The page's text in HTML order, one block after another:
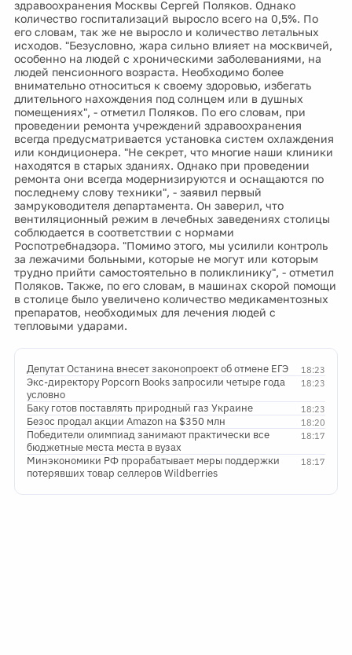
здравоохранения Москвы Сергей Поляков. Однако
количество госпитализаций выросло всего на 0,5%. По
его словам, так же не выросло и количество летальных
исходов. "Безусловно, жара сильно влияет на москвичей,
особенно на людей с хроническими заболеваниями, на
людей пенсионного возраста. Необходимо более
внимательно относиться к своему здоровью, избегать
длительного нахождения под солнцем или в душных
помещениях", - отметил Поляков. По его словам, при
проведении ремонта учреждений здравоохранения
всегда предусматривается установка систем охлаждения
или кондиционера. "Не секрет, что многие наши клиники
находятся в старых зданиях. Однако при проведении
ремонта они всегда модернизируются и оснащаются по
последнему слову техники", - заявил первый
замруководителя департамента. Он заверил, что
вентиляционный режим в лечебных заведениях столицы
соблюдается в соответствии с нормами
Роспотребнадзора. "Помимо этого, мы усилили контроль
за лежачими больными, которые не могут или которым
трудно прийти самостоятельно в поликлинику", - отметил
Поляков. Также, по его словам, в машинах скорой помощи
в столице было увеличено количество медикаментозных
препаратов, необходимых для лечения людей с
тепловыми ударами.
18:23
Депутат Останина внесет законопроект об отмене ЕГЭ
18:23
Экс-директору Popcorn Books запросили четыре года
условно
18:23
Баку готов поставлять природный газ Украине
18:20
Безос продал акции Amazon на $350 млн
18:17
Победители олимпиад занимают практически все
бюджетные места места в вузах
18:17
Минэкономики РФ прорабатывает меры поддержки
потерявших товар селлеров Wildberries